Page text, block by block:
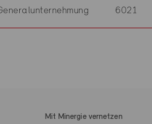
6021
Mit Minergie vernetzen